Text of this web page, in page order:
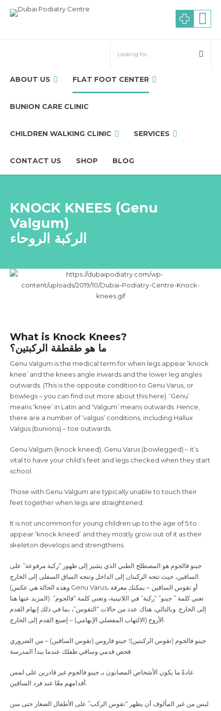
ABOUT US FLAT FOOT CENTER
BUNION CARE CLINIC
CHILDREN WALKING CLINIC SERVICES
CONTACT US SHOP BLOG
KNOCK KNEES (Genu
Valgum)
الركبة الروحاء
What is Knock Knees?
ما هو طقطقة الركبتين؟
Genu Valgum is the medical term for when legs appear ‘knock
knee’ and the knees angle inwards and the lower leg angles
outwards. (This is the opposite condition to Genu Varus, or
bowlegs – you can find out more about this here). ‘Genu’
means ‘knee’ in Latin and ‘Valgum’ means outwards. Hence,
there are a number of ‘valgus’ conditions, including Hallux
Valgus (bunions) – toe outwards.
Genu Valgum (knock kneed); Genu Varus (bowlegged) – it’s
vital to have your child’s feet and legs checked when they start
school.
Those with Genu Valgum are typically unable to touch their
feet together when legs are straightened.
It is not uncommon for young children up to the age of 5 to
appear ‘knock kneed’ and they mostly grow out of it as their
skeleton develops and strengthens.
جينو فالجوم هو المصطلح الطبي الذي يشير إلى ظهور “ركبة مرفوعة” على
الساقين، حيث تتجه الركبتان إلى الداخل وتتجه الساق السفلى إلى الخارج.
(وهذه الحالة هي عكس Genu Varus، أو تقوس الساقين – يمكنك معرفة
المزيد عنها هنا). تعني كلمة ” جينو” “ركبة” في اللاتينية، وتعني كلمة “فالجوم”
إلى الخارج. وبالتالي، هناك عدد من حالات “التقوس”، بما في ذلك إبهام القدم
الأروح (الالتهاب المفصلي الإبهامي) – إصبع القدم إلى الخارج
جينو فالجوم (تقوس الركبتين)؛ جينو فاروس (تقوس الساقين) – من الضروري
فحص قدمي وساقي طفلك عندما يبدأ المدرسة
عادةً ما يكون الأشخاص المصابون بـ جينو فالجوم غير قادرين على لمس
أقدامهم معًا عند فرد الساقين
ليس من غير المألوف أن يظهر “تقوس الركب” على الأطفال الصغار حتى سن